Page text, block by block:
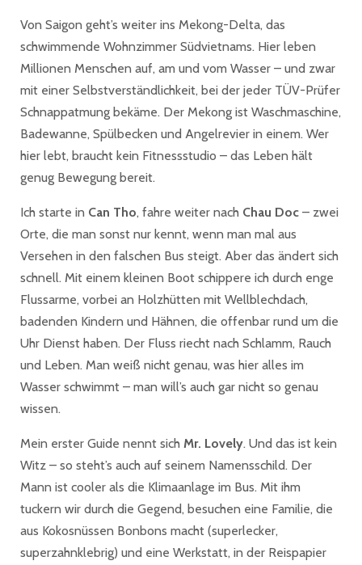
Von Saigon geht’s weiter ins Mekong-Delta, das
schwimmende Wohnzimmer Südvietnams. Hier leben
Millionen Menschen auf, am und vom Wasser – und zwar
mit einer Selbstverständlichkeit, bei der jeder TÜV-Prüfer
Schnappatmung bekäme. Der Mekong ist Waschmaschine,
Badewanne, Spülbecken und Angelrevier in einem. Wer
hier lebt, braucht kein Fitnessstudio – das Leben hält
genug Bewegung bereit.
Ich starte in Can Tho, fahre weiter nach Chau Doc – zwei
Orte, die man sonst nur kennt, wenn man mal aus
Versehen in den falschen Bus steigt. Aber das ändert sich
schnell. Mit einem kleinen Boot schippere ich durch enge
Flussarme, vorbei an Holzhütten mit Wellblechdach,
badenden Kindern und Hähnen, die offenbar rund um die
Uhr Dienst haben. Der Fluss riecht nach Schlamm, Rauch
und Leben. Man weiß nicht genau, was hier alles im
Wasser schwimmt – man will’s auch gar nicht so genau
wissen.
Mein erster Guide nennt sich Mr. Lovely. Und das ist kein
Witz – so steht’s auch auf seinem Namensschild. Der
Mann ist cooler als die Klimaanlage im Bus. Mit ihm
tuckern wir durch die Gegend, besuchen eine Familie, die
aus Kokosnüssen Bonbons macht (superlecker,
superzahnklebrig) und eine Werkstatt, in der Reispapier